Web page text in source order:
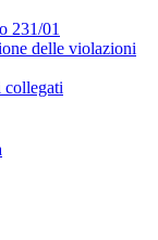
231/01
delle violazioni
collegati